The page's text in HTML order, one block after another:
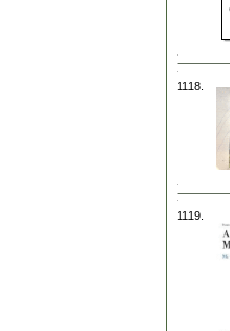
1118.
1119.